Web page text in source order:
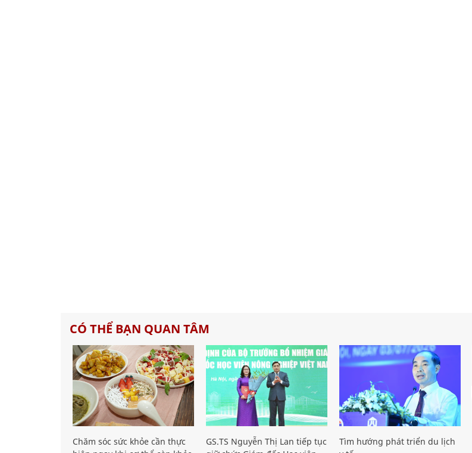
CÓ THỂ BẠN QUAN TÂM
Chăm sóc sức khỏe cần thực
GS.TS Nguyễn Thị Lan tiếp tục
Tìm hướng phát triển du lịch